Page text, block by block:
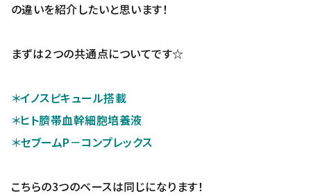
の違いを紹介したいと思います！
まずは２つの共通点についてです☆
＊イノスピキュール搭載
＊ヒト臍帯血幹細胞培養液
＊セブームP－コンプレックス
こちらの3つのベースは同じになります！